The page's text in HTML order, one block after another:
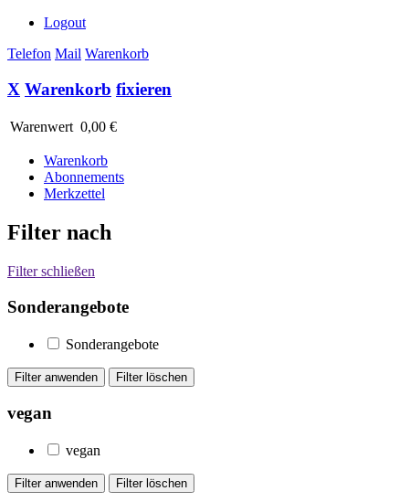
Logout
Telefon Mail Warenkorb
X Warenkorb fixieren
Warenwert 0,00 €
Warenkorb
Abonnements
Merkzettel
Filter nach
Filter schließen
Sonderangebote
Sonderangebote
vegan
vegan